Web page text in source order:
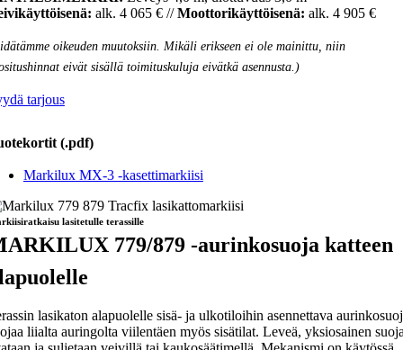
alk. 4 065 € //Moottorikäyttöisenä: alk. 4 905 €
oikeuden muutoksiin. Mikäli erikseen ei ole mainittu, niin
eivät sisällä toimituskuluja eivätkä asennusta.)
tarjous
(.pdf)
Markilux MX-3 -kasettimarkiisi
lasitetulle terassille
779/879 -aurinkosuoja katteen
lasikaton alapuolelle sisä- ja ulkotiloihin asennettava
liialta auringolta viilentäen myös sisätilat. Leveä, yksiosainen